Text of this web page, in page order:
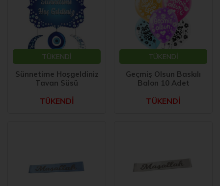
TÜKENDİ
Sünnetime Hoşgeldiniz
Tavan Süsü
TÜKENDİ
TÜKENDİ
Geçmiş Olsun Baskılı
Balon 10 Adet
TÜKENDİ